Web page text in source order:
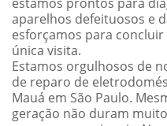
aparelhos defeituosos e
esforçamos para
única visita.
Estamos orgulhosos de
de reparo de
Mauá em São Paulo.
geração não duram